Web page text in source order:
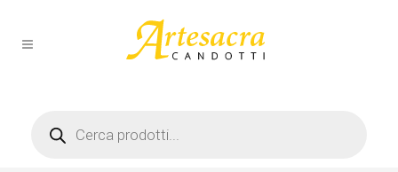
search